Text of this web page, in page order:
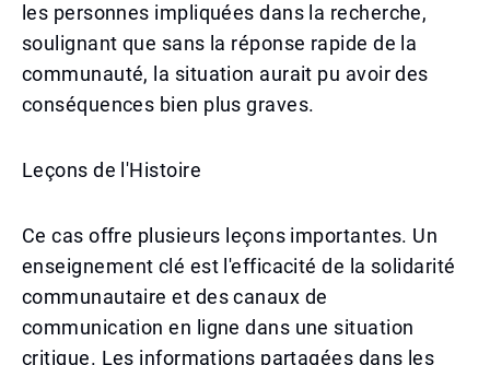
les personnes impliquées dans la recherche,
soulignant que sans la réponse rapide de la
communauté, la situation aurait pu avoir des
conséquences bien plus graves.
Leçons de l'Histoire
Ce cas offre plusieurs leçons importantes. Un
enseignement clé est l'efficacité de la solidarité
communautaire et des canaux de
communication en ligne dans une situation
critique. Les informations partagées dans les